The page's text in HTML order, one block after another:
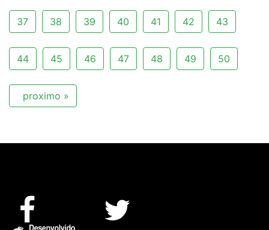
37 38 39 40 41 42 43
44 45 46 47 48 49 50
proximo »